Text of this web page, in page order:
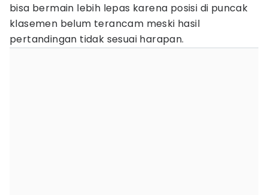
bisa bermain lebih lepas karena posisi di puncak
klasemen belum terancam meski hasil
pertandingan tidak sesuai harapan.